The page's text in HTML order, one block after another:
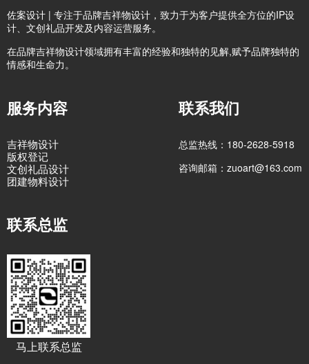
佐案设计 | 专注于品牌吉祥物设计，致力于为客户提供全方位的IP设
计、文创礼品开发及内容运营服务。
在品牌吉祥物设计领域拥有丰富的经验和独特的见解,赋予品牌独特的
情感和生命力。
服务内容
吉祥物设计
版权登记
文创礼品设计
团建物料设计
联系我们
总监热线：180-2628-5918
咨询邮箱：zuoart@163.com
联系总监
马上联系总监